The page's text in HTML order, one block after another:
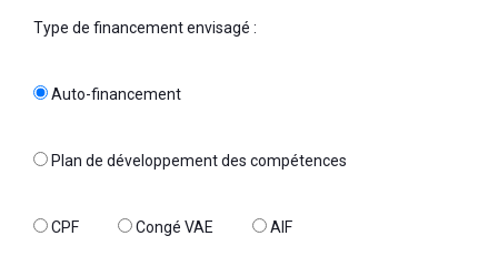
Type de financement envisagé :
Auto-financement
Plan de développement des compétences
CPF Congé VAE AIF